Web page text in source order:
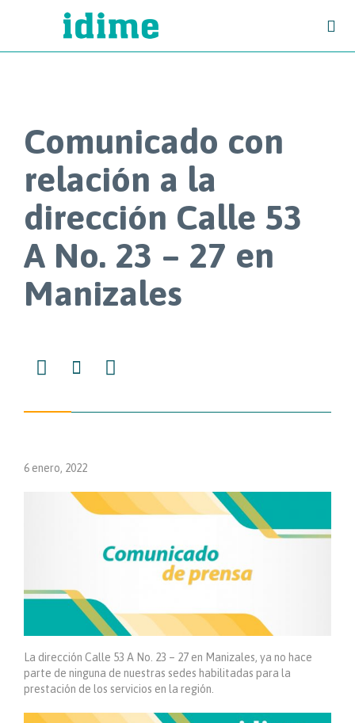

Comunicado con
relación a la
dirección Calle 53
A No. 23 – 27 en
Manizales
  
6 enero, 2022
La dirección Calle 53 A No. 23 – 27 en Manizales, ya no hace
parte de ninguna de nuestras sedes habilitadas para la
prestación de los servicios en la región.